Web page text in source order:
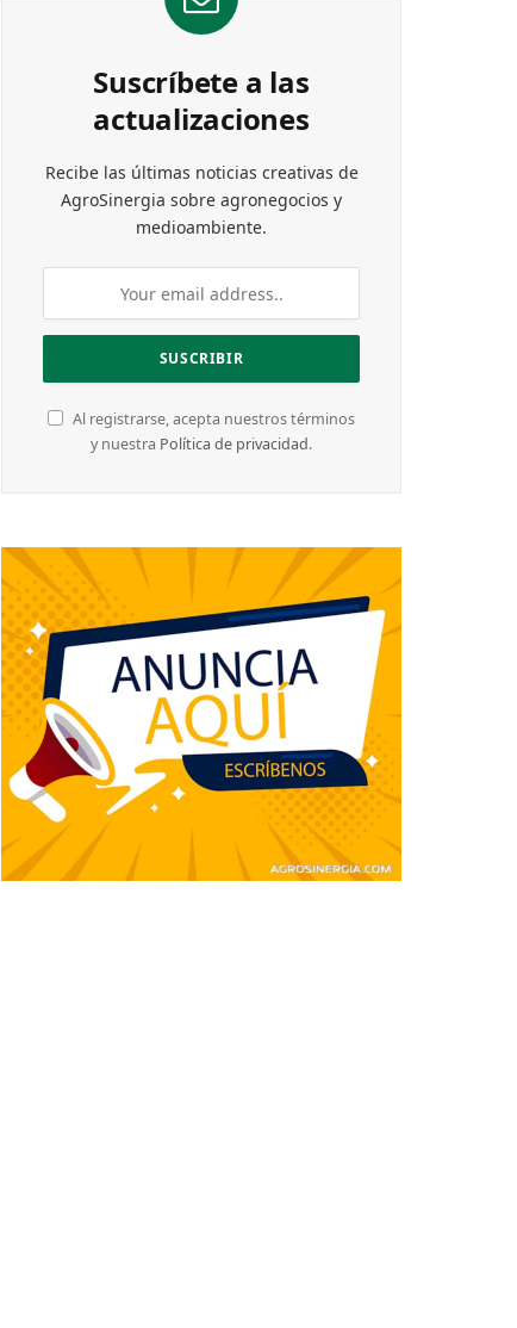
Suscríbete a las
actualizaciones
Recibe las últimas noticias creativas de
AgroSinergia sobre agronegocios y
medioambiente.
Al registrarse, acepta nuestros términos
y nuestra Política de privacidad.